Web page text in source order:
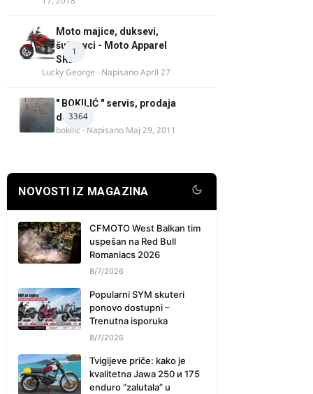
1
Moto majice, duksevi,
šuškavci - Moto Apparel
SRB
Lucky George · NapisanoApril 27
3364
" BOKILIĆ " servis, prodaja
delova
bokilic · Napisano Maj 29, 2011
NOVOSTI IZ MAGAZINA
CFMOTO West Balkan tim
uspešan na Red Bull
Romaniacs 2026
8/7/2026
Popularni SYM skuteri
ponovo dostupni –
Trenutna isporuka
8/7/2026
Tvigijeve priče: kako je
kvalitetna Jawa 250 и 175
enduro “zalutala” u